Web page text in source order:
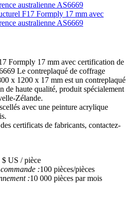
Formply 17 mm avec certification de
Le contreplaqué de coffrage
x 1200 x 17 mm est un contreplaqué
de haute qualité, produit spécialement
Zélande.
avec une peinture acrylique
certificats de fabricants, contactez-
US / pièce
:100 pièces/pièces
:10 000 pièces par mois